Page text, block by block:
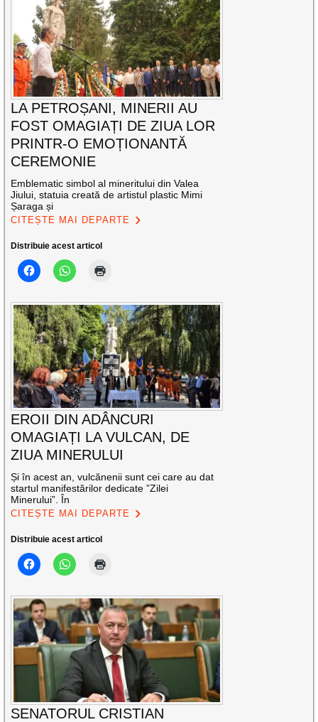
LA PETROȘANI, MINERII AU
FOST OMAGIAȚI DE ZIUA LOR
PRINTR-O EMOȚIONANTĂ
CEREMONIE
Emblematic simbol al mineritului din Valea
Jiului, statuia creată de artistul plastic Mimi
Șaraga și
CITEȘTE MAI DEPARTE
Distribuie acest articol
EROII DIN ADÂNCURI
OMAGIAȚI LA VULCAN, DE
ZIUA MINERULUI
Și în acest an, vulcănenii sunt cei care au dat
startul manifestărilor dedicate ”Zilei
Minerului”. În
CITEȘTE MAI DEPARTE
Distribuie acest articol
SENATORUL CRISTIAN